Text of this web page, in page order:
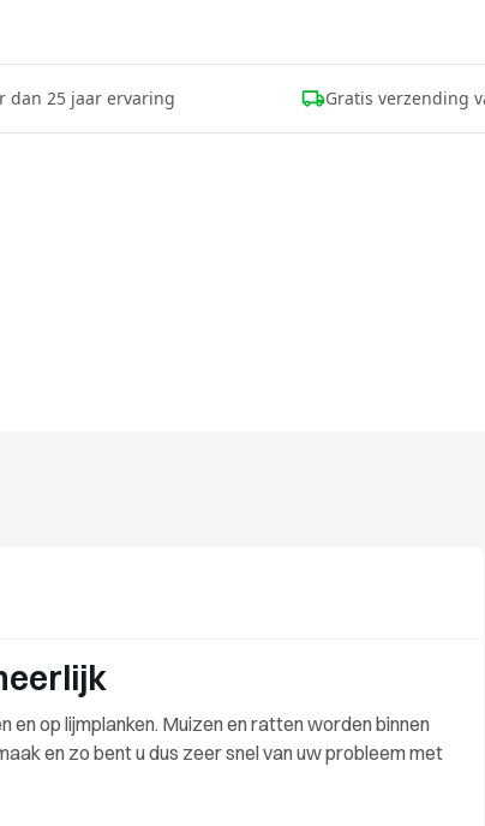
dan 25 jaar ervaring Gratis verzending
en op lijmplanken. Muizen en ratten worden binnen
en zo bent u dus zeer snel van uw probleem met